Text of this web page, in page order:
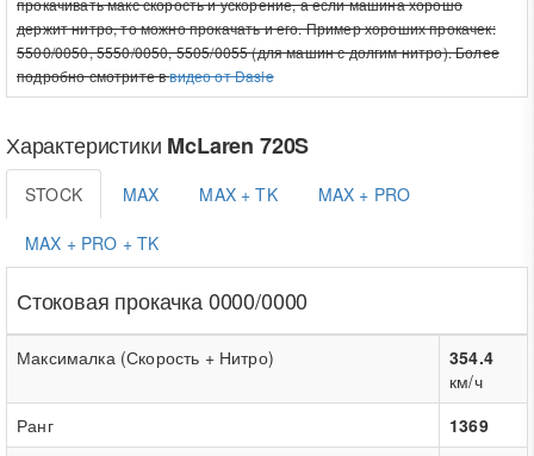
прокачивать макс скорость и ускорение, а если машина хорошо
держит нитро, то можно прокачать и его. Пример хороших прокачек:
5500/0050, 5550/0050, 5505/0055 (для машин с долгим нитро). Более
подробно смотрите ввидео от Dasle
Характеристики McLaren 720S
STOCK MAX MAX + TK MAX + PRO
MAX + PRO + TK
Стоковая прокачка 0000/0000
Максималка (Скорость + Нитро)
354.4
км/ч
Ранг
1369